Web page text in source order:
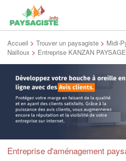
Accueil > Trouver un paysagiste > Midi-
Nailloux > Entreprise KANZAN
Entreprise d'aménagement